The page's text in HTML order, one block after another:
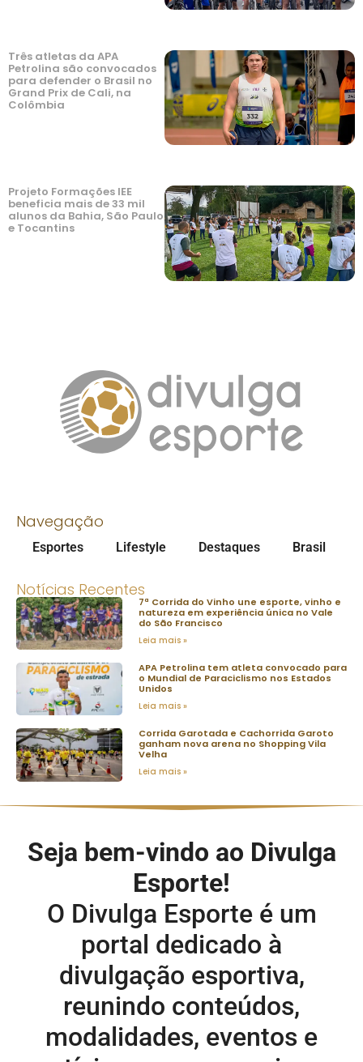
Três atletas da APA
Petrolina são convocados
para defender o Brasil no
Grand Prix de Cali, na
Colômbia
Projeto Formações IEE
beneficia mais de 33 mil
alunos da Bahia, São Paulo
e Tocantins
Navegação
Esportes Lifestyle Destaques Brasil
Notícias Recentes
7ª Corrida do Vinho une esporte, vinho e
natureza em experiência única no Vale
do São Francisco
Leia mais »
APA Petrolina tem atleta convocado para
o Mundial de Paraciclismo nos Estados
Unidos
Leia mais »
Corrida Garotada e Cachorrida Garoto
ganham nova arena no Shopping Vila
Velha
Leia mais »
Seja bem-vindo ao Divulga
Esporte!
O Divulga Esporte é um
portal dedicado à
divulgação esportiva,
reunindo conteúdos,
modalidades, eventos e